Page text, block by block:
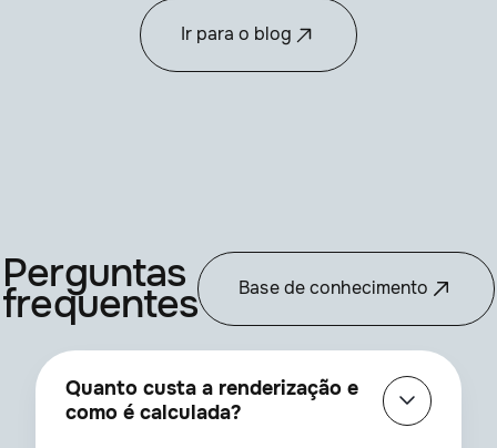
Ir para o blog
Perguntas
frequentes Base de conhecimento
Quanto custa a renderização e
como é calculada?